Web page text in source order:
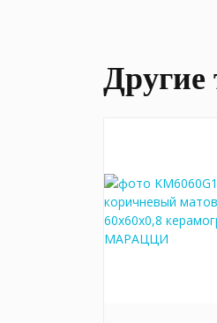
Другие